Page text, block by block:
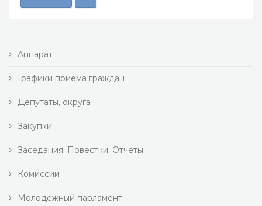
Аппарат
Графики приема граждан
Депутаты, округа
Закупки
Заседания. Повестки. Отчеты
Комиссии
Молодежный парламент